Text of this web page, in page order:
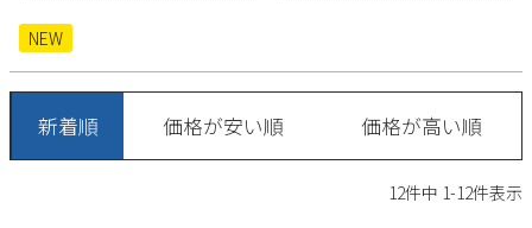
NEW
新着順 価格が安い順 価格が高い順
12件中 1-12件表示